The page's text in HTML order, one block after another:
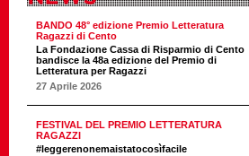
BANDO 48° edizione Premio Letteratura
Ragazzi di Cento
La Fondazione Cassa di Risparmio di Cento
bandisce la 48a edizione del Premio di
Letteratura per Ragazzi
27 Aprile 2026
FESTIVAL DEL PREMIO LETTERATURA
RAGAZZI
#leggerenonemaistatocosìfacile